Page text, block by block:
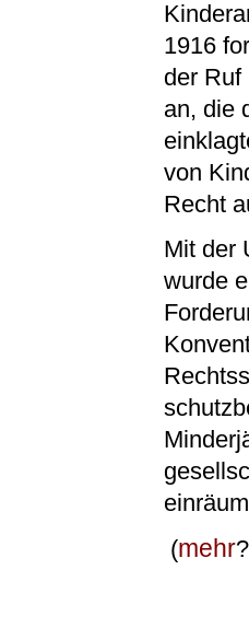
1916
der Ruf
an, die
von
Recht
Mit der
wurde
(mehr